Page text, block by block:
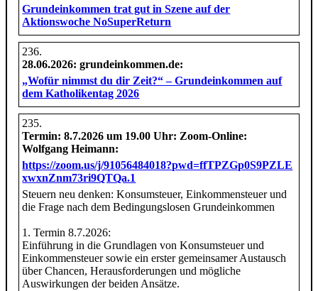
Grundeinkommen trat gut in Szene auf der
Aktionswoche NoSuperReturn
28.06.2026: grundeinkommen.de:
„Wofür nimmst du dir Zeit?“ – Grundeinkommen auf
dem Katholikentag 2026
Termin:8.7.2026 um 19.00 Uhr: Zoom-Online:
Wolfgang Heimann:
https://zoom.us/j/91056484018?pwd=​ffTPZGp0S9PZLE​
xwxnZnm73ri9QTQa.1
Steuern neu denken: Konsumsteuer, Einkommensteuer und
die Frage nach dem Bedingungslosen Grundeinkommen
1. Termin 8.7.2026:
Einführung in die Grundlagen von Konsumsteuer und
Einkommensteuer sowie ein erster gemeinsamer Austausch
über Chancen, Herausforderungen und mögliche
Auswirkungen der beiden Ansätze.